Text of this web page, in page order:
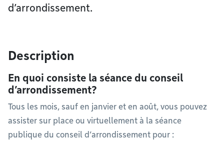
d’arrondissement.
Description
En quoi consiste la séance du conseil
d’arrondissement?
Tous les mois, sauf en janvier et en août, vous pouvez
assister sur place ou virtuellement à la séance
publique du conseil d’arrondissement pour :